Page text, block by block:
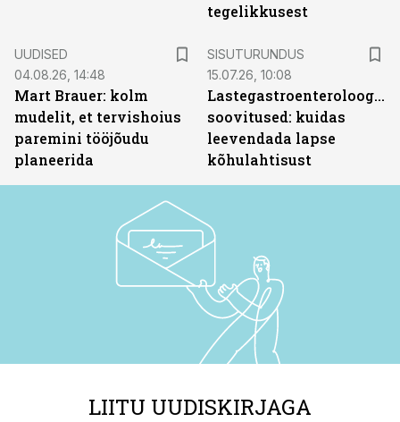
tegelikkusest
UUDISED
04.08.26, 14:48
Mart Brauer: kolm
mudelit, et tervishoius
paremini tööjõudu
planeerida
SISUTURUNDUS
15.07.26, 10:08
Lastegastroenteroloogide
soovitused: kuidas
leevendada lapse
kõhulahtisust
LIITU UUDISKIRJAGA